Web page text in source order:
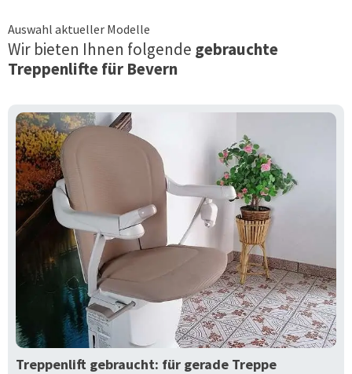
Auswahl aktueller Modelle
Wir bieten Ihnen folgende gebrauchte
Treppenlifte für Bevern
Treppenlift gebraucht: für gerade Treppe